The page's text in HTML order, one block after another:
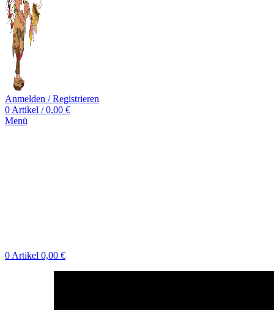
Anmelden / Registrieren
0 Artikel / 0,00 €
Menü
0 Artikel 0,00 €